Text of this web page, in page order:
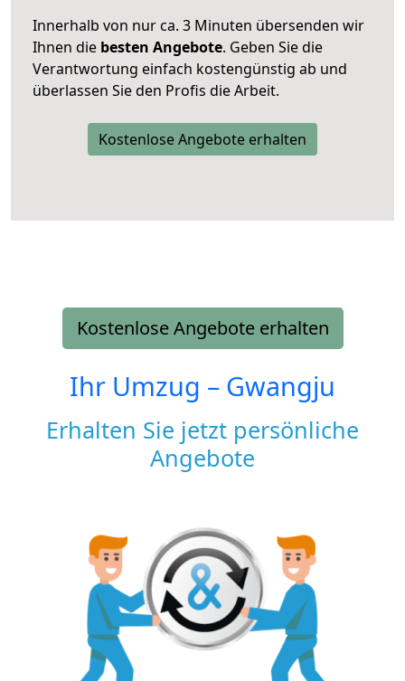
Innerhalb von nur ca. 3 Minuten übersenden wir
Ihnen die besten Angebote. Geben Sie die
Verantwortung einfach kostengünstig ab und
überlassen Sie den Profis die Arbeit.
Kostenlose Angebote erhalten
Kostenlose Angebote erhalten
Ihr Umzug – Gwangju
Erhalten Sie jetzt persönliche
Angebote